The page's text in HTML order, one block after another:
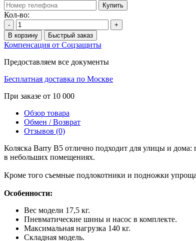
Купить
Кол-во:
-
+
В корзину
Быстрый заказ
Компенсация от Соцзащиты
Предоставляем все документы
Бесплатная доставка по Москве
При заказе от 10 000
Обзор товара
Обмен / Возврат
Отзывов (0)
Коляска Barry B5 отлично подходит для улицы и
в небольших помещениях.
Кроме того съемные подлокотники и подножки
Особенности:
Вес модели 17,5 кг.
Пневматические шины и насос в комплекте.
Максимальная нагрузка 140 кг.
Складная модель.